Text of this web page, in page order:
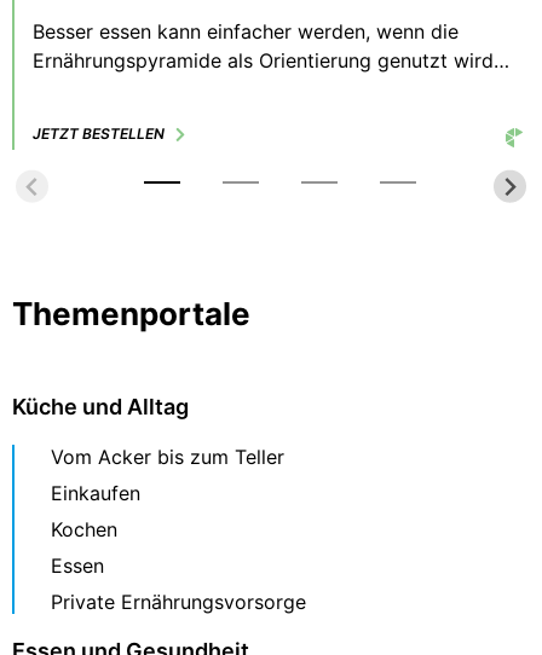
Besser essen kann einfacher werden, wenn die
Ernährungspyramide als Orientierung genutzt wird.
Entscheidungen.
JETZT BESTELLEN
Themenportale
Küche und Alltag
Vom Acker bis zum Teller
Einkaufen
Kochen
Essen
Private Ernährungsvorsorge